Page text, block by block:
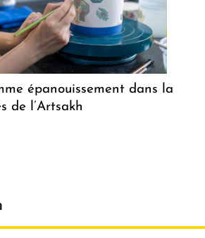
épanouissement dans la
de l’Artsakh